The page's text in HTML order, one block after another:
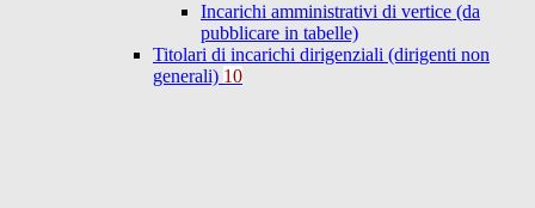
Incarichi amministrativi di vertice (da
pubblicare in tabelle)
Titolari di incarichi dirigenziali (dirigenti non
generali) 10